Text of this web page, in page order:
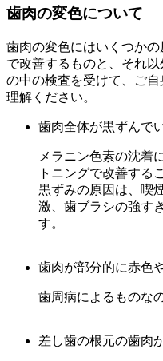
歯肉の変色について
歯肉の変色にはいくつか
で改善するものと、それ
の中の検査を受けて、ご
理解ください。
歯肉全体が黒ずんで
メラニン色素の沈着
トニングで改善する
黒ずみの原因は、喫
激、歯ブラシの強す
す。
歯肉が部分的に赤色
歯周病によるものな
差し歯の根元の歯肉